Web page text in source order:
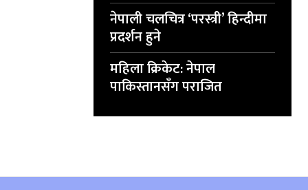
नेपाली चलचित्र ‘परस्त्री’ हिन्दीमा
प्रदर्शन हुने
महिला क्रिकेट: नेपाल
पाकिस्तानसँग पराजित